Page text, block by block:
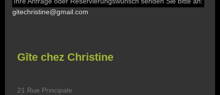
gitechristine@gmail.com
Gîte chez Christine
21 Rue Principale